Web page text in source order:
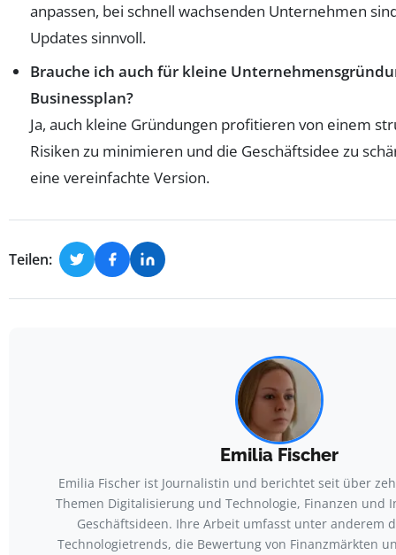
anpassen, bei schnell wachsenden Unternehmen
Updates sinnvoll.
Brauche ich auch für kleine
Businessplan?
Ja, auch kleine Gründungen profitieren von einem
Risiken zu minimieren und die Geschäftsidee zu
eine vereinfachte Version.
Teilen:
Emilia Fischer
Emilia Fischer ist Journalistin und berichtet seit über
Themen Digitalisierung und Technologie, Finanzen und
Geschäftsideen. Ihre Arbeit umfasst unter anderem
Technologietrends, die Bewertung von Finanzmärkten